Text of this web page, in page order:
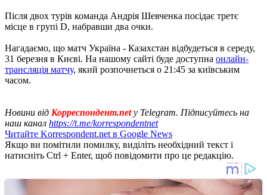
Після двох турів команда Андрія Шевченка посідає третє
місце в групі D, набравши два очки.
Нагадаємо, що матч Україна - Казахстан відбудеться в середу,
31 березня в Києві. На нашому сайті буде доступна онлайн-
трансляція матчу, який розпочнеться о 21:45 за київським
часом.
Новини від Корреспондент.netу Telegram. Підписуйтесь на
наш канал https://t.me/korrespondentnet
Читайте Korrespondent.net в Google News
Якщо ви помітили помилку, виділіть необхідний текст і
натисніть Ctrl + Enter, щоб повідомити про це редакцію.